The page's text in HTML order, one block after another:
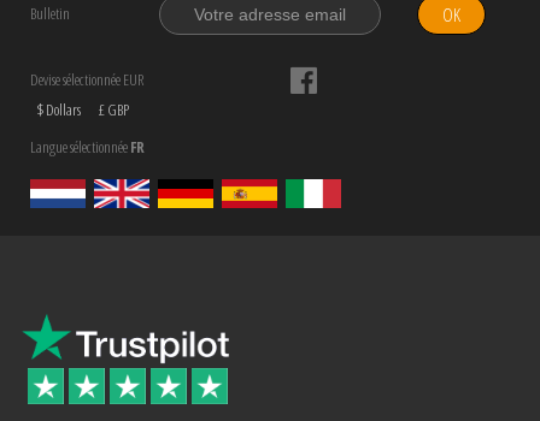
Bulletin OK
Devise sélectionnée EUR
$ Dollars
£ GBP
Langue sélectionnéeFR